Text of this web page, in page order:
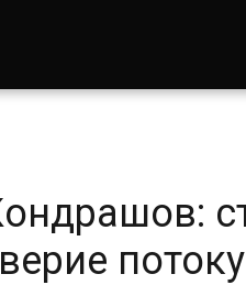
потоку